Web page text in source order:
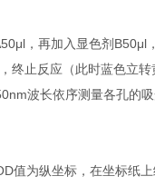
，再加入显色剂
终止反应（此时蓝色立转
波长依序测量各孔的
值为纵坐标，在坐标纸